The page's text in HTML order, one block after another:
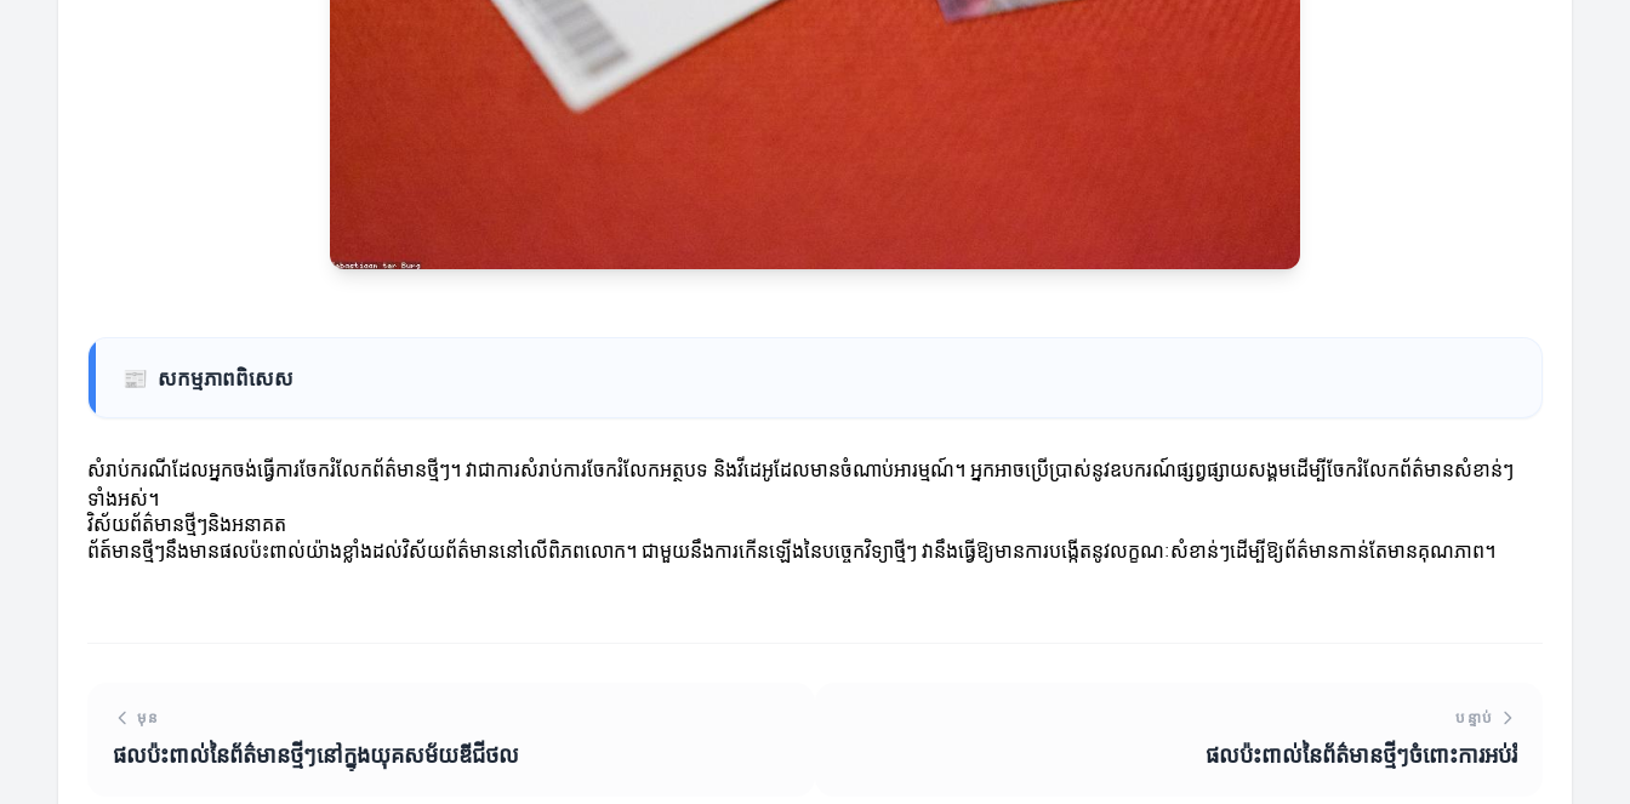
📰 សកម្មភាពពិសេស
សំរាប់ករណីដែលអ្នកចង់ធ្វើការចែករំលែកព័ត៌មានថ្មីៗ។ វាជាការសំរាប់ការចែករំលែកអត្ថបទ និងវីដេអូដែលមានចំណាប់អារម្មណ៍។ អ្នកអាចប្រើប្រាស់នូវឧបករណ៍ផ្សព្វផ្សាយសង្គមដើម្បីចែករំលែកព័ត៌មានសំខាន់ៗ
ទាំងអស់។
វិស័យព័ត៌មានថ្មីៗនិងអនាគត
ព័ត៍មានថ្មីៗនឹងមានផលប៉ះពាល់យ៉ាងខ្លាំងដល់វិស័យព័ត៌មាននៅលើពិភពលោក។ ជាមួយនឹងការកើនឡើងនៃបច្ចេកវិទ្យាថ្មីៗ វានឹងធ្វើឱ្យមានការបង្កើតនូវលក្ខណៈសំខាន់ៗដើម្បីឱ្យព័ត៌មានកាន់តែមានគុណភាព។
មុន
ផលប៉ះពាល់នៃព័ត៌មានថ្មីៗនៅក្នុងយុគសម័យឌីជីថល
បន្ទាប់
ផលប៉ះពាល់នៃព័ត៌មានថ្មីៗចំពោះការអប់រំ